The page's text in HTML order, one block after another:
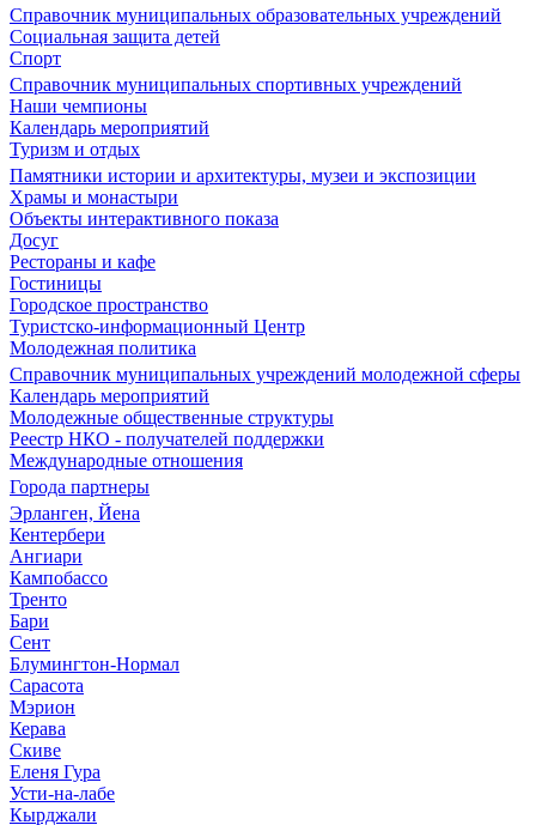
Справочник муниципальных образовательных учреждений
Социальная защита детей
Спорт
Справочник муниципальных спортивных учреждений
Наши чемпионы
Календарь мероприятий
Туризм и отдых
Памятники истории и архитектуры, музеи и экспозиции
Храмы и монастыри
Объекты интерактивного показа
Досуг
Рестораны и кафе
Гостиницы
Городское пространство
Туристско-информационный Центр
Молодежная политика
Справочник муниципальных учреждений молодежной сферы
Календарь мероприятий
Молодежные общественные структуры
Реестр НКО - получателей поддержки
Международные отношения
Города партнеры
Эрланген, Йена
Кентербери
Ангиари
Кампобассо
Тренто
Бари
Сент
Блумингтон-Нормал
Сарасота
Мэрион
Керава
Скиве
Еленя Гура
Усти-на-лабе
Кырджали